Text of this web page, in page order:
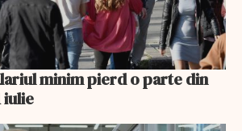
minim pierd o parte din
iulie